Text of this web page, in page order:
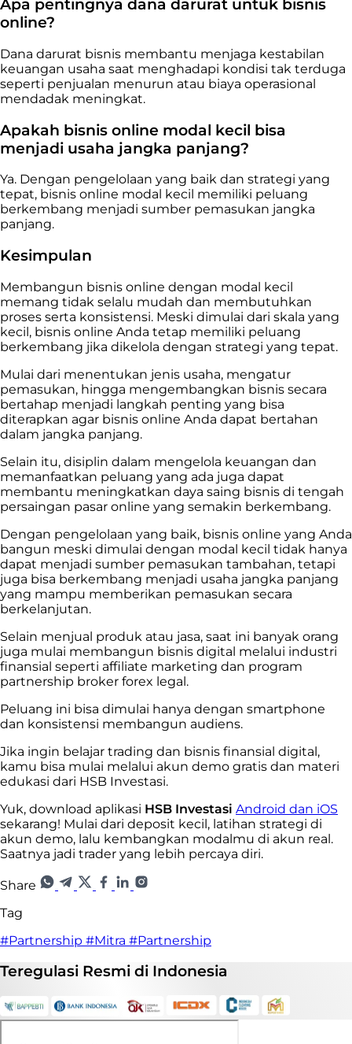
Apa pentingnya dana darurat untuk bisnis
online?
Dana darurat bisnis membantu menjaga kestabilan
keuangan usaha saat menghadapi kondisi tak terduga
seperti penjualan menurun atau biaya operasional
mendadak meningkat.
Apakah bisnis online modal kecil bisa
menjadi usaha jangka panjang?
Ya. Dengan pengelolaan yang baik dan strategi yang
tepat, bisnis online modal kecil memiliki peluang
berkembang menjadi sumber pemasukan jangka
panjang.
Kesimpulan
Membangun bisnis online dengan modal kecil
memang tidak selalu mudah dan membutuhkan
proses serta konsistensi. Meski dimulai dari skala yang
kecil, bisnis online Anda tetap memiliki peluang
berkembang jika dikelola dengan strategi yang tepat.
Mulai dari menentukan jenis usaha, mengatur
pemasukan, hingga mengembangkan bisnis secara
bertahap menjadi langkah penting yang bisa
diterapkan agar bisnis online Anda dapat bertahan
dalam jangka panjang.
Selain itu, disiplin dalam mengelola keuangan dan
memanfaatkan peluang yang ada juga dapat
membantu meningkatkan daya saing bisnis di tengah
persaingan pasar online yang semakin berkembang.
Dengan pengelolaan yang baik, bisnis online yang Anda
bangun meski dimulai dengan modal kecil tidak hanya
dapat menjadi sumber pemasukan tambahan, tetapi
juga bisa berkembang menjadi usaha jangka panjang
yang mampu memberikan pemasukan secara
berkelanjutan.
Selain menjual produk atau jasa, saat ini banyak orang
juga mulai membangun bisnis digital melalui industri
finansial seperti affiliate marketing dan program
partnership broker forex legal.
Peluang ini bisa dimulai hanya dengan smartphone
dan konsistensi membangun audiens.
Jika ingin belajar trading dan bisnis finansial digital,
kamu bisa mulai melalui akun demo gratis dan materi
edukasi dari HSB Investasi.
Yuk, download aplikasi HSB Investasi Android dan iOS
sekarang! Mulai dari deposit kecil, latihan strategi di
akun demo, lalu kembangkan modalmu di akun real.
Saatnya jadi trader yang lebih percaya diri.
Share
Tag
#Partnership #Mitra #Partnership
Teregulasi Resmi di Indonesia